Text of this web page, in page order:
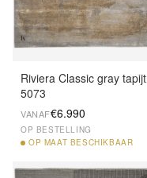
Riviera Classic gray tapijt
5073
VANAF€6.990
OP BESTELLING
OP MAAT BESCHIKBAAR